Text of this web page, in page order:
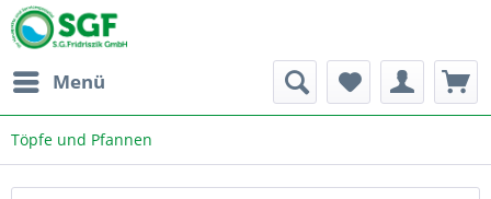
Menü
Töpfe und Pfannen